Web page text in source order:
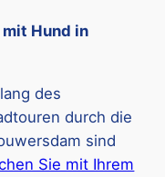
Hund in
des
durch die
sind
Sie mit Ihrem